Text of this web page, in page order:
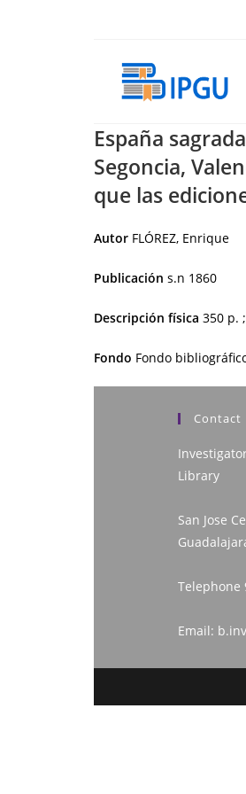
España
Segoncia,
que las
Autor FLÓREZ, Enrique
Publicación s.n 1860
Descripción física 350 p.
Fondo Fondo
Contact
Library
San Jose
Telephone
Email: